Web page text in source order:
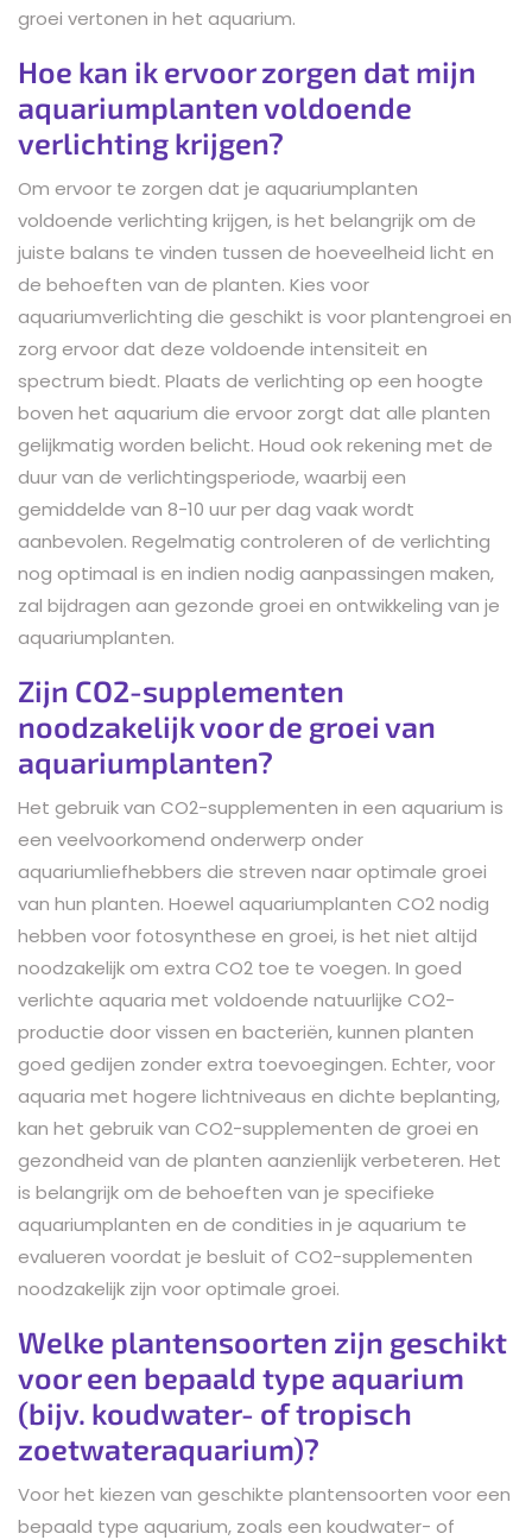
groei vertonen in het aquarium.
Hoe kan ik ervoor zorgen dat mijn
aquariumplanten voldoende
verlichting krijgen?
Om ervoor te zorgen dat je aquariumplanten
voldoende verlichting krijgen, is het belangrijk om de
juiste balans te vinden tussen de hoeveelheid licht en
de behoeften van de planten. Kies voor
aquariumverlichting die geschikt is voor plantengroei en
zorg ervoor dat deze voldoende intensiteit en
spectrum biedt. Plaats de verlichting op een hoogte
boven het aquarium die ervoor zorgt dat alle planten
gelijkmatig worden belicht. Houd ook rekening met de
duur van de verlichtingsperiode, waarbij een
gemiddelde van 8-10 uur per dag vaak wordt
aanbevolen. Regelmatig controleren of de verlichting
nog optimaal is en indien nodig aanpassingen maken,
zal bijdragen aan gezonde groei en ontwikkeling van je
aquariumplanten.
Zijn CO2-supplementen
noodzakelijk voor de groei van
aquariumplanten?
Het gebruik van CO2-supplementen in een aquarium is
een veelvoorkomend onderwerp onder
aquariumliefhebbers die streven naar optimale groei
van hun planten. Hoewel aquariumplanten CO2 nodig
hebben voor fotosynthese en groei, is het niet altijd
noodzakelijk om extra CO2 toe te voegen. In goed
verlichte aquaria met voldoende natuurlijke CO2-
productie door vissen en bacteriën, kunnen planten
goed gedijen zonder extra toevoegingen. Echter, voor
aquaria met hogere lichtniveaus en dichte beplanting,
kan het gebruik van CO2-supplementen de groei en
gezondheid van de planten aanzienlijk verbeteren. Het
is belangrijk om de behoeften van je specifieke
aquariumplanten en de condities in je aquarium te
evalueren voordat je besluit of CO2-supplementen
noodzakelijk zijn voor optimale groei.
Welke plantensoorten zijn geschikt
voor een bepaald type aquarium
(bijv. koudwater- of tropisch
zoetwateraquarium)?
Voor het kiezen van geschikte plantensoorten voor een
bepaald type aquarium, zoals een koudwater- of